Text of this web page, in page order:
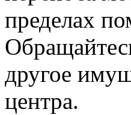
пределах
другое
центра.